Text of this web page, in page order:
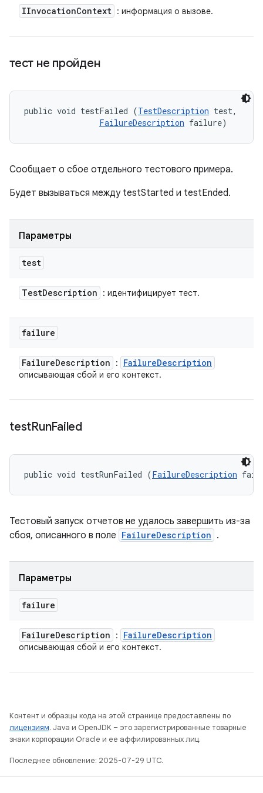
IInvocationContext : информация о вызове.
тест не пройден
public void testFailed (TestDescription test,
FailureDescription failure)
Сообщает о сбое отдельного тестового примера.
Будет вызываться между testStarted и testEnded.
Параметры
test
TestDescription : идентифицирует тест.
failure
FailureDescription : FailureDescription
описывающая сбой и его контекст.
testRunFailed
public void testRunFailed (FailureDescription
Тестовый запуск отчетов не удалось завершить из-за
сбоя, описанного в поле FailureDescription .
Параметры
failure
FailureDescription : FailureDescription
описывающая сбой и его контекст.
Контент и образцы кода на этой странице предоставлены по
лицензиям. Java и OpenJDK – это зарегистрированные товарные
знаки корпорации Oracle и ее аффилированных лиц.
Последнее обновление: 2025-07-29 UTC.